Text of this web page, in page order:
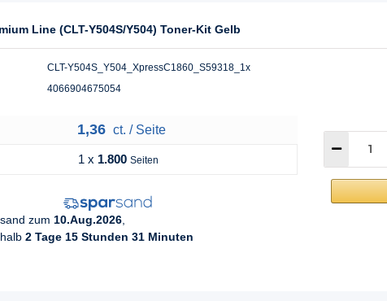
Line (CLT-Y504S/Y504) Toner-Kit Gelb
CLT-Y504S_Y504_XpressC1860_S59318_1x
4066904675054
1,36 ct. / Seite
1 x 1.800 Seiten
zum 10.Aug.2026
2 Tage 15 Stunden 31 Minuten